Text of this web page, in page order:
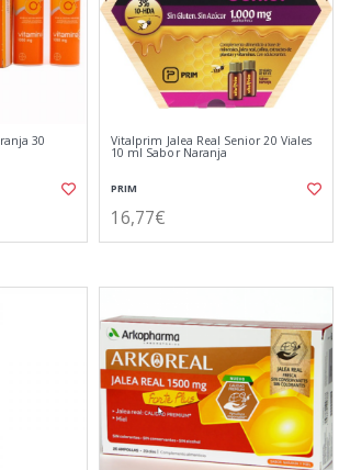
30 Vitalprim Jalea Real Senior 20 Viales
10 ml Sabor Naranja
PRIM
16,77€